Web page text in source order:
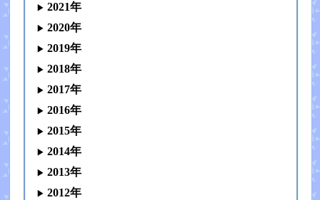
2021年
2020年
2019年
2018年
2017年
2016年
2015年
2014年
2013年
2012年